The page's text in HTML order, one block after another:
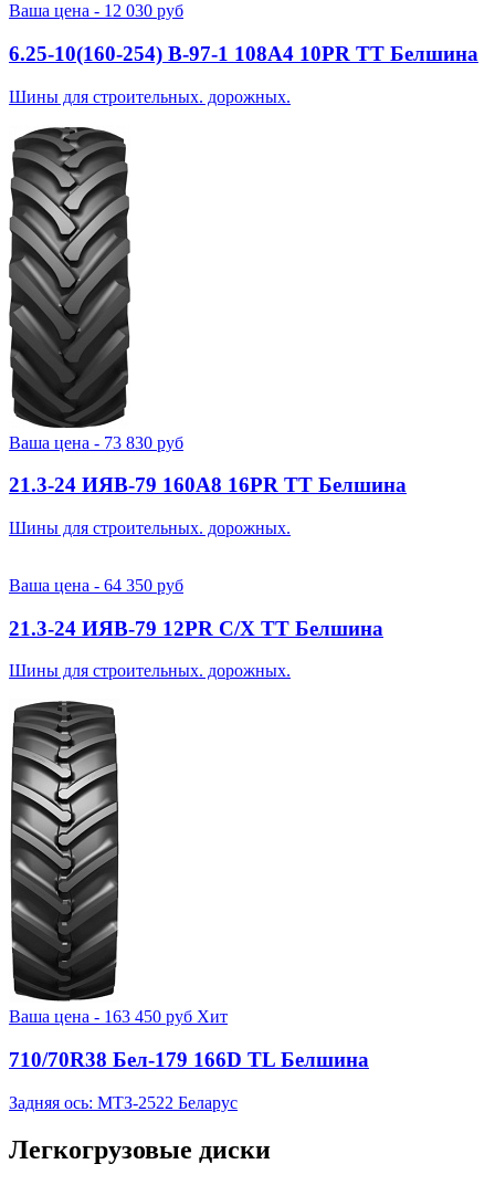
Ваша цена - 12 030 руб
6.25-10(160-254) В-97-1 108A4 10PR TT Белшина
Шины для строительных. дорожных.
Ваша цена - 73 830 руб
21.3-24 ИЯВ-79 160A8 16PR TT Белшина
Шины для строительных. дорожных.
Ваша цена - 64 350 руб
21.3-24 ИЯВ-79 12PR С/Х TT Белшина
Шины для строительных. дорожных.
Ваша цена - 163 450 руб Хит
710/70R38 Бел-179 166D TL Белшина
Задняя ось: МТЗ-2522 Беларус
Легкогрузовые диски